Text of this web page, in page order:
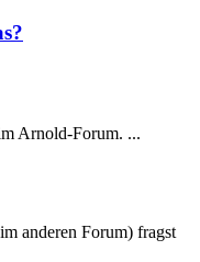
Arnold-Forum. ...
anderen Forum) fragst